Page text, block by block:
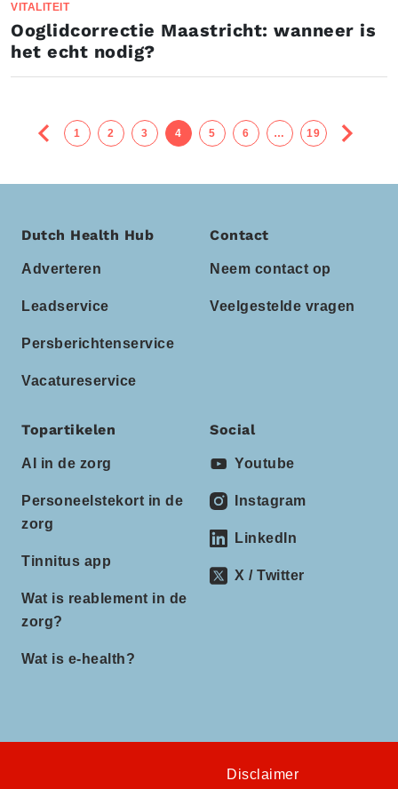
VITALITEIT
Ooglidcorrectie Maastricht: wanneer is
het echt nodig?
1 2 3 4 5 6 … 19
Dutch Health Hub
Adverteren
Leadservice
Persberichtenservice
Vacatureservice
Contact
Neem contact op
Veelgestelde vragen
Topartikelen
AI in de zorg
Personeelstekort in de
zorg
Tinnitus app
Wat is reablement in de
zorg?
Wat is e-health?
Social
Youtube
Instagram
LinkedIn
X / Twitter
Disclaimer